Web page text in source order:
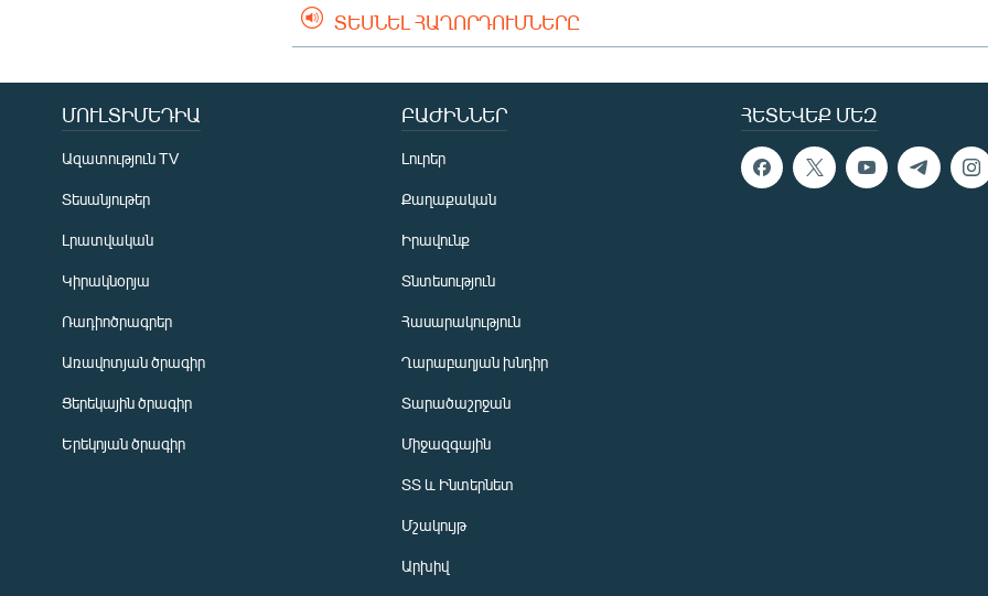
ՏԵՍՆԵԼ ՀԱՂՈՐԴՈՒՄՆԵՐԸ
ՀԵՏԵՎԵՔ ՄԵԶ
ՄՈՒԼՏԻՄԵԴԻԱ
Ազատություն TV
Տեսանյութեր
Լրատվական
Կիրակնօրյա
Ռադիոծրագրեր
Առավոտյան ծրագիր
Ցերեկային ծրագիր
Երեկոյան ծրագիր
ԲԱԺԻՆՆԵՐ
Լուրեր
Քաղաքական
Իրավունք
Տնտեսություն
Հասարակություն
Ղարաբաղյան խնդիր
Տարածաշրջան
Միջազգային
ՏՏ և Ինտերնետ
Մշակույթ
Արխիվ